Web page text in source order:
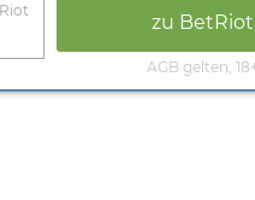
zu BetRiot
AGB gelten,